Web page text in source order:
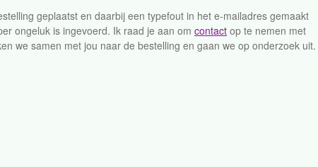
geplaatst en daarbij een typefout in het e-mailadres gemaakt
ongeluk is ingevoerd. Ik raad je aan om contact op te nemen met
we samen met jou naar de bestelling en gaan we op onderzoek uit.